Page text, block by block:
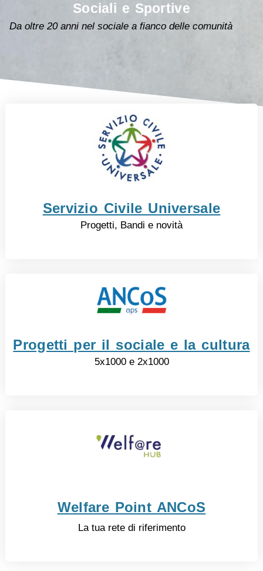
Sociali e Sportive
Da oltre 20 anni nel sociale a fianco delle comunità
Servizio Civile Universale
Progetti, Bandi e novità
Progetti per il sociale e la cultura
5x1000 e 2x1000
Welfare Point ANCoS
La tua rete di riferimento